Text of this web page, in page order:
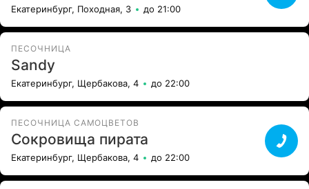
Екатеринбург, Походная, 3 до 21:00
ПЕСОЧНИЦА
Sandy
Екатеринбург, Щербакова, 4 до 22:00
ПЕСОЧНИЦА САМОЦВЕТОВ
Сокровища пирата
Екатеринбург, Щербакова, 4 до 22:00